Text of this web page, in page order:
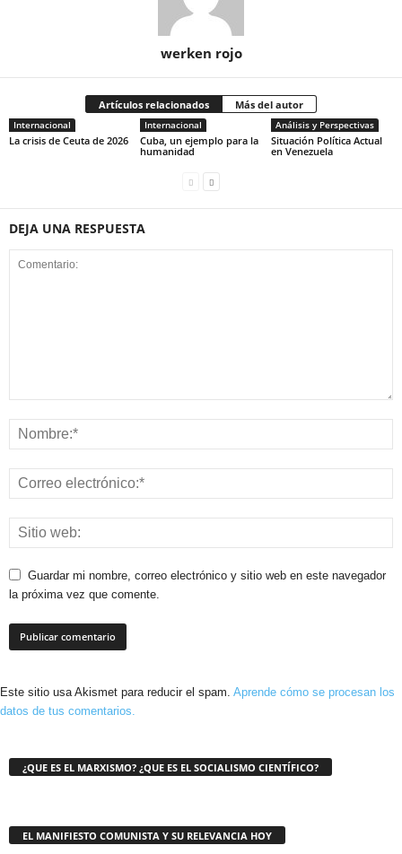
werken rojo
Artículos relacionados Más del autor
Internacional
La crisis de Ceuta de 2026
Internacional
Cuba, un ejemplo para la
humanidad
Análisis y Perspectivas
Situación Política Actual
en Venezuela
DEJA UNA RESPUESTA
Guardar mi nombre, correo electrónico y sitio web en este navegador
la próxima vez que comente.
Este sitio usa Akismet para reducir el spam. Aprende cómo se procesan los
datos de tus comentarios.
¿QUE ES EL MARXISMO? ¿QUE ES EL SOCIALISMO CIENTÍFICO?
EL MANIFIESTO COMUNISTA Y SU RELEVANCIA HOY